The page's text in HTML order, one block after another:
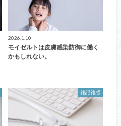
2026.1.10
モイゼルトは皮膚感染防御に働く
かもしれない。
雑記雑感